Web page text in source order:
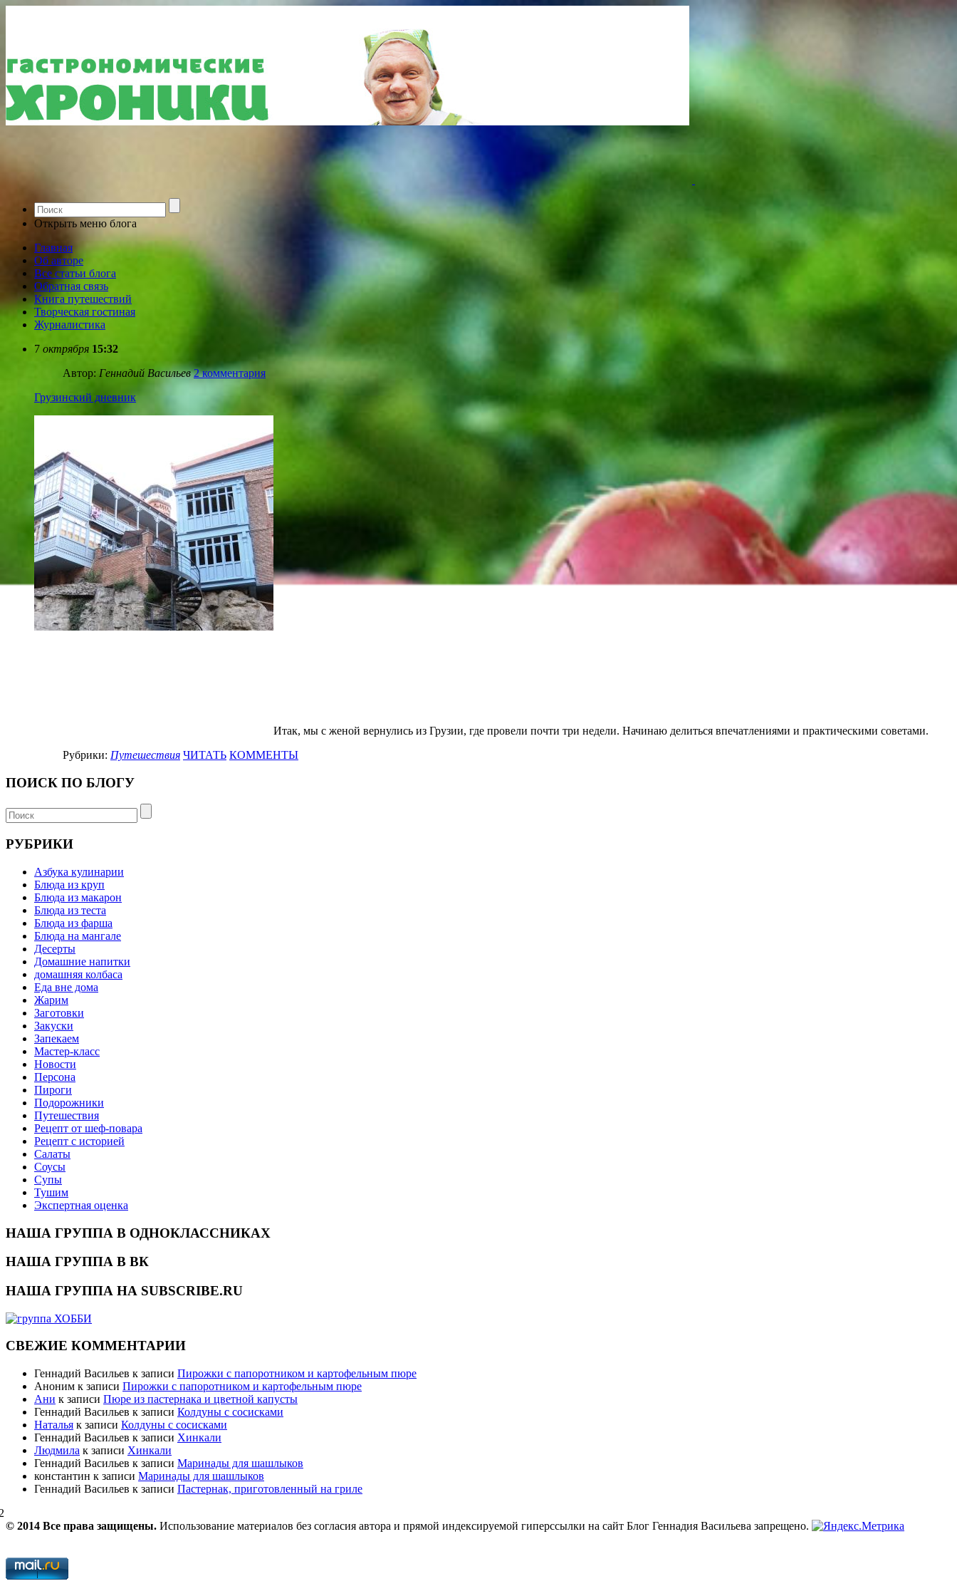
Открыть меню блога
Главная
Об авторе
Все статьи блога
Обратная связь
Книга путешествий
Творческая гостиная
Журналистика
7 октрября 15:32
Автор: Геннадий Васильев 2 комментария
Грузинский дневник
Итак, мы с женой вернулись из Грузии, где провели почти три недели. Начинаю делиться впечатлениями и практическими советами.
Рубрики: Путешествия ЧИТАТЬ КОММЕНТЫ
ПОИСК ПО БЛОГУ
РУБРИКИ
Азбука кулинарии
Блюда из круп
Блюда из макарон
Блюда из теста
Блюда из фарша
Блюда на мангале
Десерты
Домашние напитки
домашняя колбаса
Еда вне дома
Жарим
Заготовки
Закуски
Запекаем
Мастер-класс
Новости
Персона
Пироги
Подорожники
Путешествия
Рецепт от шеф-повара
Рецепт с историей
Салаты
Соусы
Супы
Тушим
Экспертная оценка
НАША ГРУППА В ОДНОКЛАССНИКАХ
НАША ГРУППА В ВК
НАША ГРУППА НА SUBSCRIBE.RU
СВЕЖИЕ КОММЕНТАРИИ
Геннадий Васильев к записи Пирожки с папоротником и картофельным пюре
Аноним к записи Пирожки с папоротником и картофельным пюре
Ани к записи Пюре из пастернака и цветной капусты
Геннадий Васильев к записи Колдуны с сосисками
Наталья к записи Колдуны с сосисками
Геннадий Васильев к записи Хинкали
Людмила к записи Хинкали
Геннадий Васильев к записи Маринады для шашлыков
константин к записи Маринады для шашлыков
Геннадий Васильев к записи Пастернак, приготовленный на гриле
© 2014 Все права защищены. Использование материалов без согласия автора и прямой индексируемой гиперссылки на сайт Блог Геннадия Васильева запрещено.